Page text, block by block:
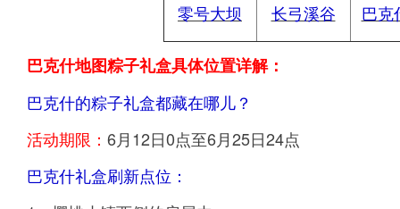
零号大坝
长弓溪谷 巴克
巴克什地图粽子礼盒具体位置详解：
巴克什的粽子礼盒都藏在哪儿？
活动期限： 6月12日0点至6月25日24点
巴克什礼盒刷新点位：